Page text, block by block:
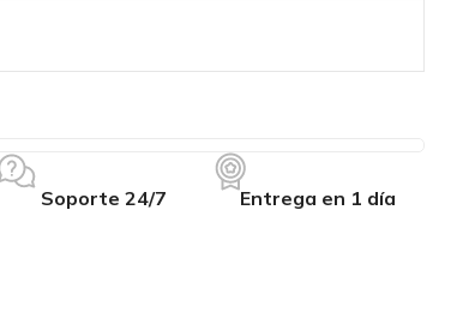
Soporte 24/7 Entrega en 1 día